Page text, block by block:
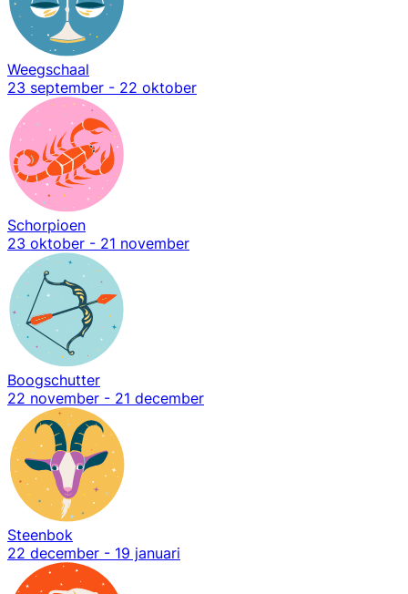
Weegschaal
23 september - 22 oktober
Schorpioen
23 oktober - 21 november
Boogschutter
22 november - 21 december
Steenbok
22 december - 19 januari